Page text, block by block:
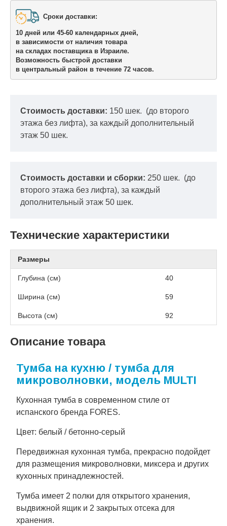
Сроки доставки:
10 дней или 45-60 календарных дней,
в зависимости от наличия товара
на складах поставщика в Израиле.
Возможность быстрой доставки
в центральный район в течение 72 часов.
Стоимость доставки: 150 шек. (до второго
этажа без лифта), за каждый дополнительный
этаж 50 шек.
Стоимость доставки и сборки: 250 шек. (до
второго этажа без лифта), за каждый
дополнительный этаж 50 шек.
Технические характеристики
Размеры
Глубина (см) 40
Ширина (см) 59
Высота (см) 92
Описание товара
Тумба на кухню / тумба для
микроволновки, модель MULTI
Кухонная тумба в современном стиле от
испанского бренда FORES.
Цвет: белый / бетонно-серый
Передвижная кухонная тумба, прекрасно подойдет
для размещения микроволновки, миксера и других
кухонных принадлежностей.
Тумба имеет 2 полки для открытого хранения,
выдвижной ящик и 2 закрытых отсека для
хранения.